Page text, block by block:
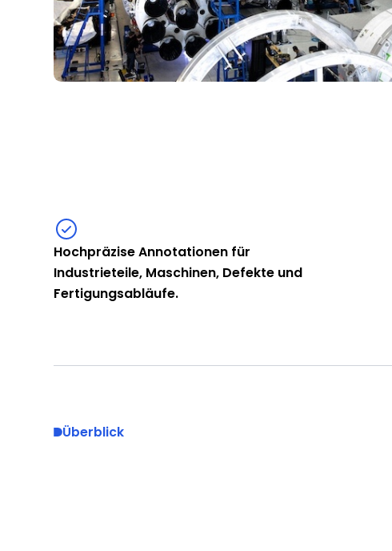
Hochpräzise Annotationen für
Industrieteile, Maschinen, Defekte und
Fertigungsabläufe.
Überblick